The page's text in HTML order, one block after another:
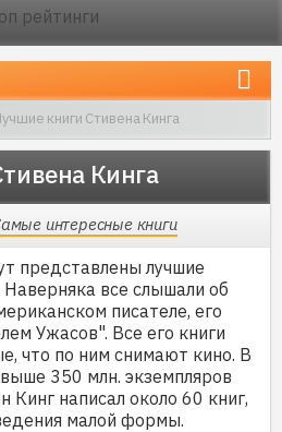
книги Стивена Кинга
Кинга
интересные книги
представлены лучшие
Наверняка все слышали об
писателе, его
Ужасов". Все его книги
что по ним снимают кино. В
350 млн. экземпляров
Кинг написал около 60 книг,
малой формы.